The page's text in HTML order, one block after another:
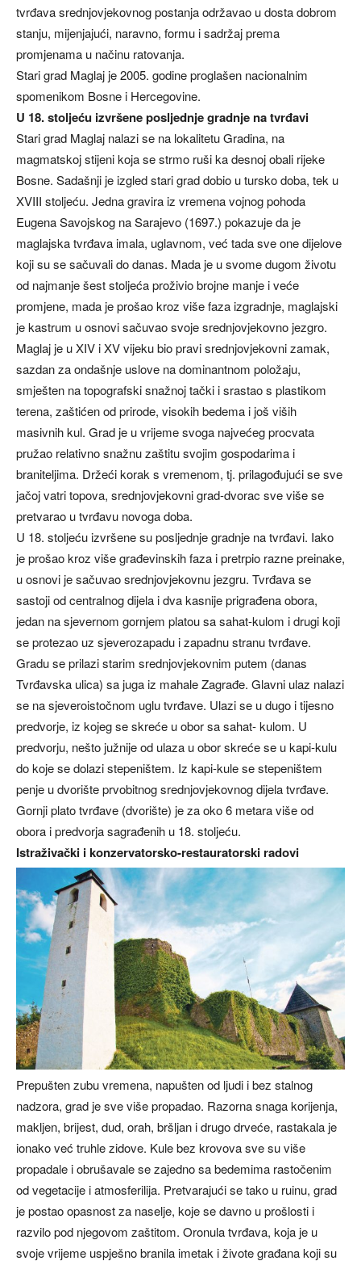
tvrđava srednjovjekovnog postanja održavao u dosta dobrom
stanju, mijenjajući, naravno, formu i sadržaj prema
promjenama u načinu ratovanja.
Stari grad Maglaj je 2005. godine proglašen nacionalnim
spomenikom Bosne i Hercegovine.
U 18. stoljeću izvršene posljednje gradnje na tvrđavi
Stari grad Maglaj nalazi se na lokalitetu Gradina, na
magmatskoj stijeni koja se strmo ruši ka desnoj obali rijeke
Bosne. Sadašnji je izgled stari grad dobio u tursko doba, tek u
XVIII stoljeću. Jedna gravira iz vremena vojnog pohoda
Eugena Savojskog na Sarajevo (1697.) pokazuje da je
maglajska tvrđava imala, uglavnom, već tada sve one dijelove
koji su se sačuvali do danas. Mada je u svome dugom životu
od najmanje šest stoljeća proživio brojne manje i veće
promjene, mada je prošao kroz više faza izgradnje, maglajski
je kastrum u osnovi sačuvao svoje srednjovjekovno jezgro.
Maglaj je u XIV i XV vijeku bio pravi srednjovjekovni zamak,
sazdan za ondašnje uslove na dominantnom položaju,
smješten na topografski snažnoj tački i srastao s plastikom
terena, zaštićen od prirode, visokih bedema i još viših
masivnih kul. Grad je u vrijeme svoga najvećeg procvata
pružao relativno snažnu zaštitu svojim gospodarima i
braniteljima. Držeći korak s vremenom, tj. prilagođujući se sve
jačoj vatri topova, srednjovjekovni grad-dvorac sve više se
pretvarao u tvrđavu novoga doba.
U 18. stoljeću izvršene su posljednje gradnje na tvrđavi. Iako
je prošao kroz više građevinskih faza i pretrpio razne preinake,
u osnovi je sačuvao srednjovjekovnu jezgru. Tvrđava se
sastoji od centralnog dijela i dva kasnije prigrađena obora,
jedan na sjevernom gornjem platou sa sahat-kulom i drugi koji
se protezao uz sjeverozapadu i zapadnu stranu tvrđave.
Gradu se prilazi starim srednjovjekovnim putem (danas
Tvrđavska ulica) sa juga iz mahale Zagrađe. Glavni ulaz nalazi
se na sjeveroistočnom uglu tvrđave. Ulazi se u dugo i tijesno
predvorje, iz kojeg se skreće u obor sa sahat- kulom. U
predvorju, nešto južnije od ulaza u obor skreće se u kapi-kulu
do koje se dolazi stepeništem. Iz kapi-kule se stepeništem
penje u dvorište prvobitnog srednjovjekovnog dijela tvrđave.
Gornji plato tvrđave (dvorište) je za oko 6 metara više od
obora i predvorja sagrađenih u 18. stoljeću.
Istraživački i konzervatorsko-restauratorski radovi
Prepušten zubu vremena, napušten od ljudi i bez stalnog
nadzora, grad je sve više propadao. Razorna snaga korijenja,
makljen, brijest, dud, orah, bršljan i drugo drveće, rastakala je
ionako već truhle zidove. Kule bez krovova sve su više
propadale i obrušavale se zajedno sa bedemima rastočenim
od vegetacije i atmosferilija. Pretvarajući se tako u ruinu, grad
je postao opasnost za naselje, koje se davno u prošlosti i
razvilo pod njegovom zaštitom. Oronula tvrđava, koja je u
svoje vrijeme uspješno branila imetak i živote građana koji su